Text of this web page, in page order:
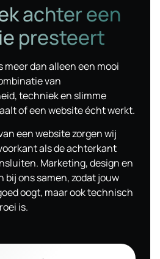
achter een
presteert
meer dan alleen een mooi
van
techniek en slimme
of een website écht werkt.
een website zorgen wij
als de achterkant
Marketing, design en
bij ons samen, zodat jouw
oogt, maar ook technisch
is.